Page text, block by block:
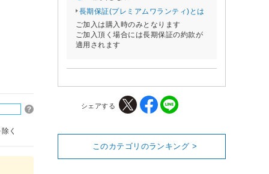
く
長期保証(プレミアムワランティ)とは
ご加入は購入時のみとなります
ご加入頂く場合には長期保証の約款が
適用されます
シェアする
このカテゴリのランキング >